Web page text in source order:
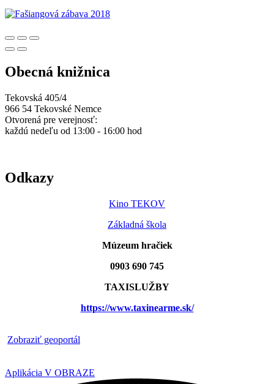
Obecná knižnica
Tekovská 405/4
966 54 Tekovské Nemce
Otvorená pre verejnosť:
každú nedeľu od 13:00 - 16:00 hod
Odkazy
Kino TEKOV
Základná škola
Múzeum hračiek
0903 690 745
TAXISLUŽBY
https://www.taxinearme.sk/
Zobraziť geoportál
Aplikácia V OBRAZE